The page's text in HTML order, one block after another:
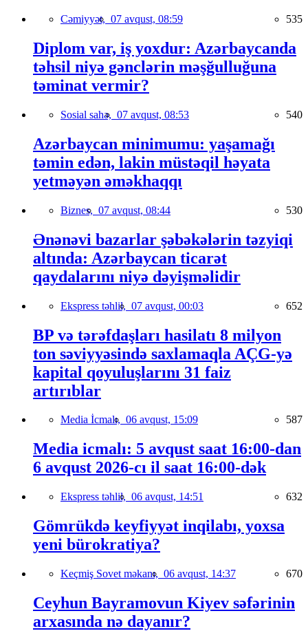
Cəmiyyət, 07 avqust, 08:59 535
Diplom var, iş yoxdur: Azərbaycanda
təhsil niyə gənclərin məşğulluğuna
təminat vermir?
Sosial sahə, 07 avqust, 08:53 540
Azərbaycan minimumu: yaşamağı
təmin edən, lakin müstəqil həyata
yetməyən əməkhaqqı
Biznes, 07 avqust, 08:44 530
Ənənəvi bazarlar şəbəkələrin təzyiqi
altında: Azərbaycan ticarət
qaydalarını niyə dəyişməlidir
Ekspress təhlil, 07 avqust, 00:03 652
BP və tərəfdaşları hasilatı 8 milyon
ton səviyyəsində saxlamaqla AÇG-yə
kapital qoyuluşlarını 31 faiz
artırıblar
Media İcmalı, 06 avqust, 15:09 587
Media icmalı: 5 avqust saat 16:00-dan
6 avqust 2026-cı il saat 16:00-dək
Ekspress təhlil, 06 avqust, 14:51 632
Gömrükdə keyfiyyət inqilabı, yoxsa
yeni bürokratiya?
Keçmiş Sovet məkanı, 06 avqust, 14:37 670
Ceyhun Bayramovun Kiyev səfərinin
arxasında nə dayanır?